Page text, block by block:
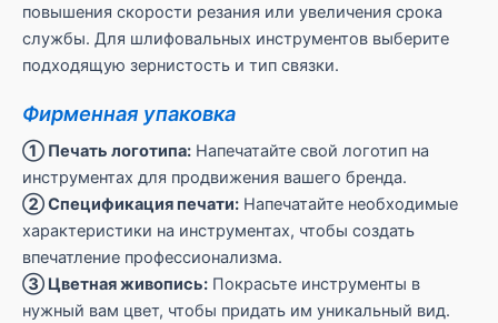
повышения скорости резания или увеличения срока
службы. Для шлифовальных инструментов выберите
подходящую зернистость и тип связки.
Фирменная упаковка
① Печать логотипа: Напечатайте свой логотип на
инструментах для продвижения вашего бренда.
② Спецификация печати: Напечатайте необходимые
характеристики на инструментах, чтобы создать
впечатление профессионализма.
③ Цветная живопись: Покрасьте инструменты в
нужный вам цвет, чтобы придать им уникальный вид.